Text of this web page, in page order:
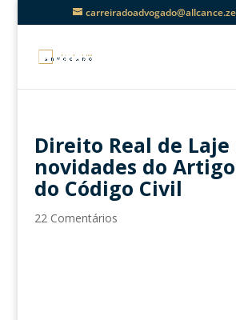
Direito Real de Laje
novidades do Artigo
do Código Civil
22 Comentários